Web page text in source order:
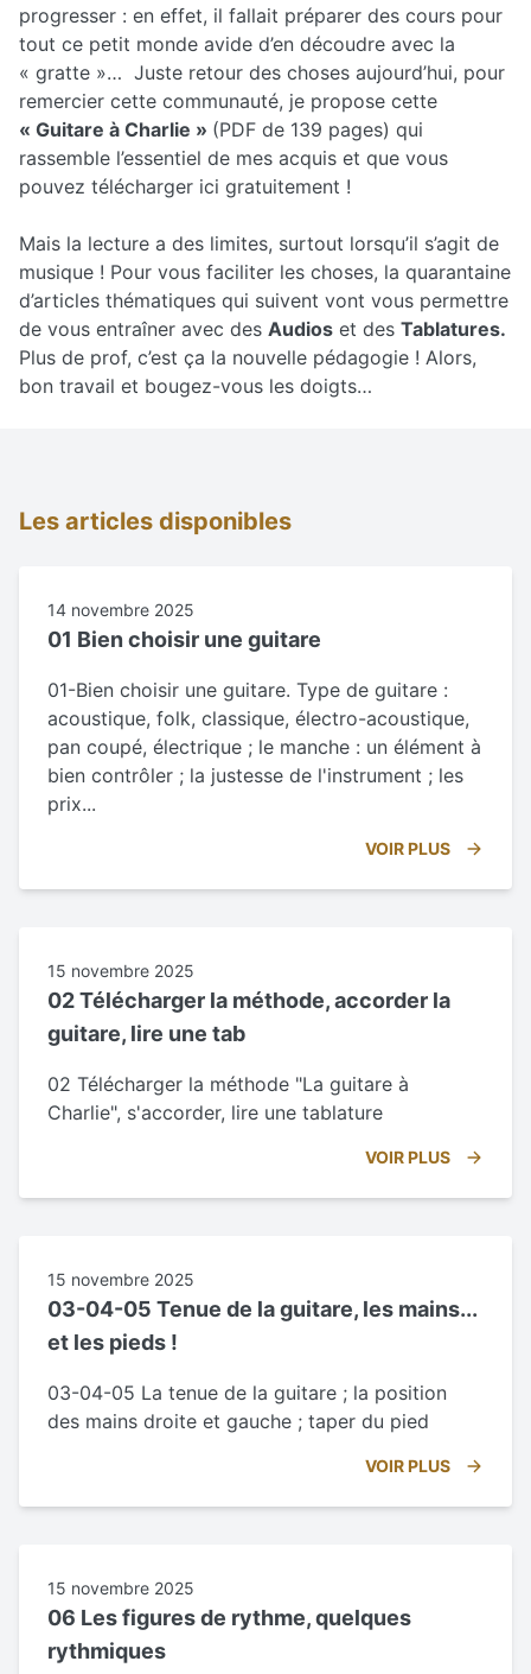
progresser : en effet, il fallait préparer des cours pour
tout ce petit monde avide d’en découdre avec la
« gratte »… Juste retour des choses aujourd’hui, pour
remercier cette communauté, je propose cette
« Guitare à Charlie » (PDF de 139 pages) qui
rassemble l’essentiel de mes acquis et que vous
pouvez télécharger ici gratuitement !
Mais la lecture a des limites, surtout lorsqu’il s’agit de
musique ! Pour vous faciliter les choses, la quarantaine
d’articles thématiques qui suivent vont vous permettre
de vous entraîner avec des Audios et des Tablatures.
Plus de prof, c’est ça la nouvelle pédagogie ! Alors,
bon travail et bougez-vous les doigts…
Les articles disponibles
14 novembre 2025
01 Bien choisir une guitare
01-Bien choisir une guitare. Type de guitare :
acoustique, folk, classique, électro-acoustique,
pan coupé, électrique ; le manche : un élément à
bien contrôler ; la justesse de l'instrument ; les
prix...
VOIR PLUS
15 novembre 2025
02 Télécharger la méthode, accorder la
guitare, lire une tab
02 Télécharger la méthode "La guitare à
Charlie", s'accorder, lire une tablature
VOIR PLUS
15 novembre 2025
03-04-05 Tenue de la guitare, les mains...
et les pieds !
03-04-05 La tenue de la guitare ; la position
des mains droite et gauche ; taper du pied
VOIR PLUS
15 novembre 2025
06 Les figures de rythme, quelques
rythmiques